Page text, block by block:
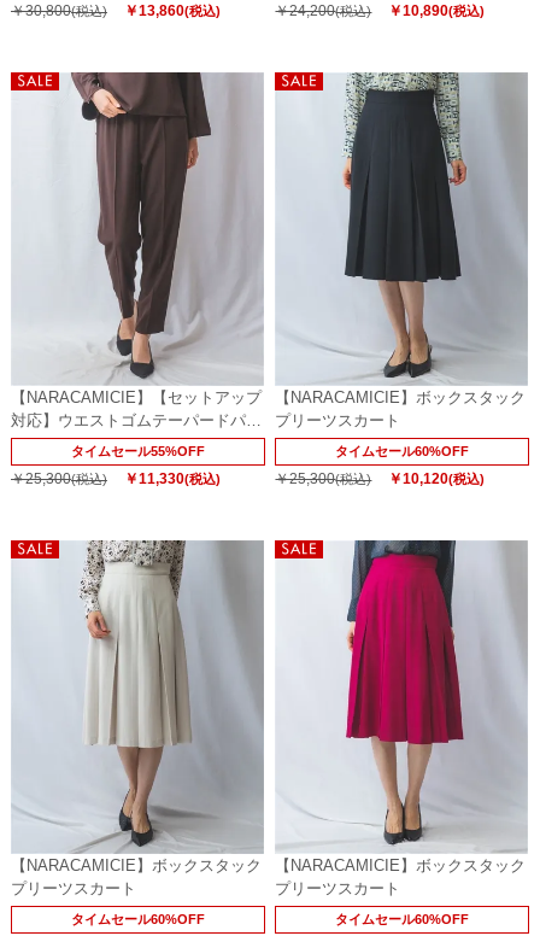
￥30,800(税込) ￥13,860(税込) ￥24,200(税込) ￥10,890(税込)
【NARACAMICIE】【セットアップ
対応】ウエストゴムテーパードパン
ツ
タイムセール55%OFF
￥25,300(税込) ￥11,330(税込)
【NARACAMICIE】ボックスタック
プリーツスカート
タイムセール60%OFF
￥25,300(税込) ￥10,120(税込)
【NARACAMICIE】ボックスタック
プリーツスカート
タイムセール60%OFF
【NARACAMICIE】ボックスタック
プリーツスカート
タイムセール60%OFF